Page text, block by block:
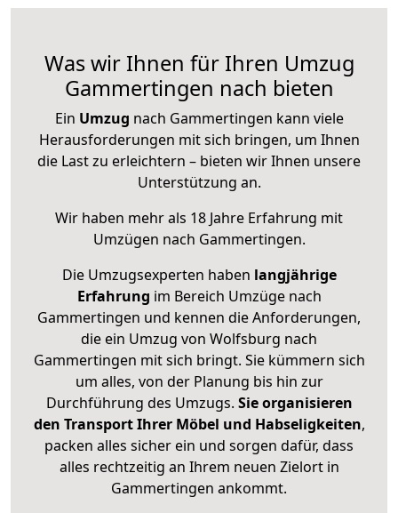
Was wir Ihnen für Ihren Umzug
Gammertingen nach bieten
Ein Umzug nach Gammertingen kann viele
Herausforderungen mit sich bringen, um Ihnen
die Last zu erleichtern – bieten wir Ihnen unsere
Unterstützung an.
Wir haben mehr als 18 Jahre Erfahrung mit
Umzügen nach Gammertingen.
Die Umzugsexperten haben langjährige
Erfahrung im Bereich Umzüge nach
Gammertingen und kennen die Anforderungen,
die ein Umzug von Wolfsburg nach
Gammertingen mit sich bringt. Sie kümmern sich
um alles, von der Planung bis hin zur
Durchführung des Umzugs. Sie organisieren
den Transport Ihrer Möbel und Habseligkeiten,
packen alles sicher ein und sorgen dafür, dass
alles rechtzeitig an Ihrem neuen Zielort in
Gammertingen ankommt.